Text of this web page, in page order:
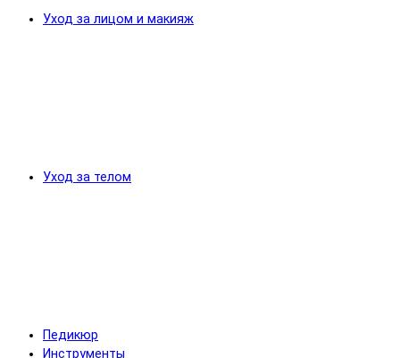
Уход за лицом и макияж
Уход за телом
Педикюр
Инструменты